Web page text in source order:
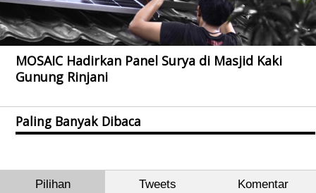
MOSAIC Hadirkan Panel Surya di Masjid Kaki
Gunung Rinjani
Paling Banyak Dibaca
Pilihan Tweets Komentar